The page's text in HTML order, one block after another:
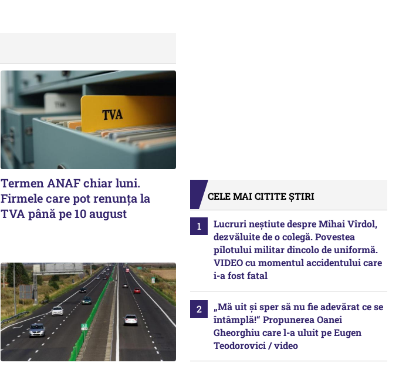
Termen ANAF chiar luni.
Firmele care pot renunța la
TVA până pe 10 august
CELE MAI CITITE ȘTIRI
Lucruri neștiute despre Mihai Vîrdol,
dezvăluite de o colegă. Povestea
pilotului militar dincolo de uniformă.
VIDEO cu momentul accidentului care
i-a fost fatal
„Mă uit și sper să nu fie adevărat ce se
întâmplă!“ Propunerea Oanei
Gheorghiu care l-a uluit pe Eugen
Teodorovici / video